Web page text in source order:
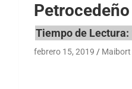
febrero 15, 2019 Maibort